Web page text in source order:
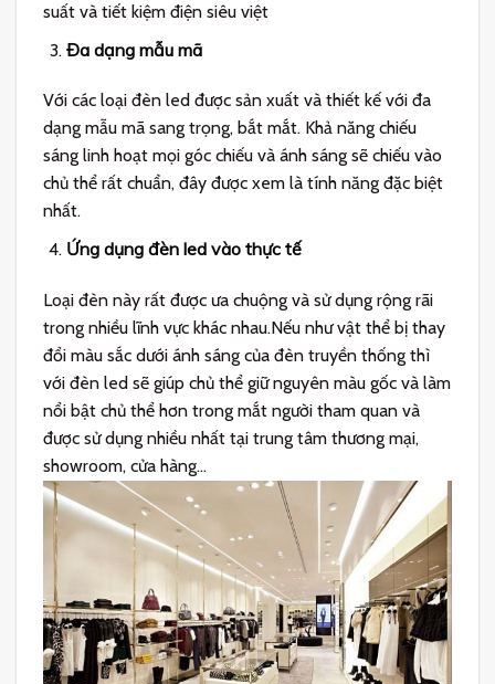
suất và tiết kiệm điện siêu việt
Đa dạng mẫu mã
Với các loại đèn led được sản xuất và thiết kế với đa
dạng mẫu mã sang trọng, bắt mắt. Khả năng chiếu
sáng linh hoạt mọi góc chiếu và ánh sáng sẽ chiếu vào
chủ thể rất chuẩn, đây được xem là tính năng đặc biệt
nhất.
Ứng dụng đèn led vào thực tế
Loại đèn này rất được ưa chuộng và sử dụng rộng rãi
trong nhiều lĩnh vực khác nhau.Nếu như vật thể bị thay
đổi màu sắc dưới ánh sáng của đèn truyền thống thì
với đèn led sẽ giúp chủ thể giữ nguyên màu gốc và làm
nổi bật chủ thể hơn trong mắt người tham quan và
được sử dụng nhiều nhất tại trung tâm thương mại,
showroom, cửa hàng…